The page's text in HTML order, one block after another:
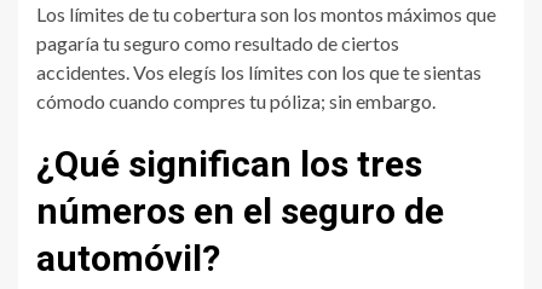
Los límites de tu cobertura son los montos máximos que
pagaría tu seguro como resultado de ciertos
accidentes. Vos elegís los límites con los que te sientas
cómodo cuando compres tu póliza; sin embargo.
¿Qué significan los tres
números en el seguro de
automóvil?